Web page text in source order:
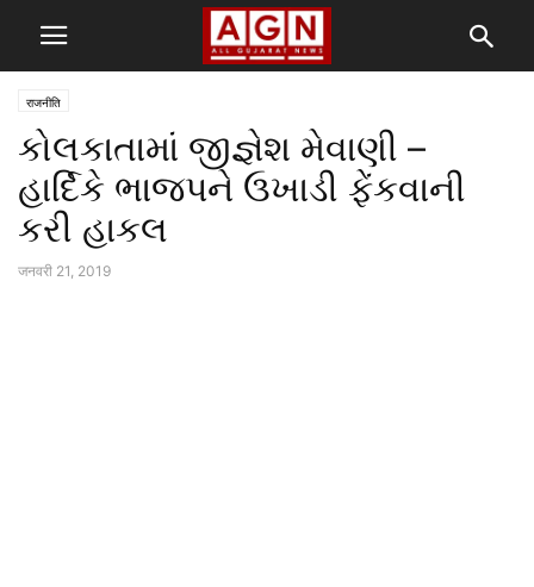
राजनीति
કોલકાતામાં જીજ્ઞેશ મેવાણી –
હાર્દિકે ભાજપને ઉખાડી ફેંકવાની
કરી હાકલ
जनवरी 21, 2019